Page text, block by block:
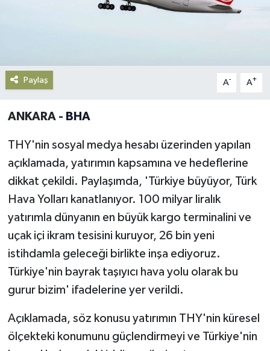
Paylaş A- A+
ANKARA - BHA
THY'nin sosyal medya hesabı üzerinden yapılan
açıklamada, yatırımın kapsamına ve hedeflerine
dikkat çekildi. Paylaşımda, 'Türkiye büyüyor, Türk
Hava Yolları kanatlanıyor. 100 milyar liralık
yatırımla dünyanın en büyük kargo terminalini ve
uçak içi ikram tesisini kuruyor, 26 bin yeni
istihdamla geleceği birlikte inşa ediyoruz.
Türkiye'nin bayrak taşıyıcı hava yolu olarak bu
gurur bizim' ifadelerine yer verildi.
Açıklamada, söz konusu yatırımın THY'nin küresel
ölçekteki konumunu güçlendirmeyi ve Türkiye'nin
Politika
Sağlık
Siyaset
Spor